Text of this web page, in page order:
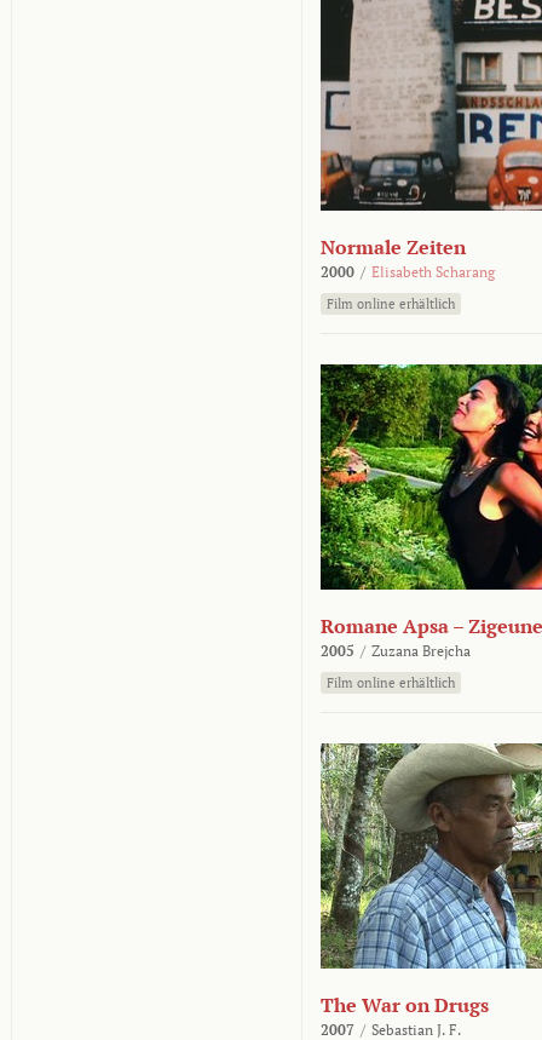
Normale Zeiten
2000 / Elisabeth Scharang
Film online erhältlich
Romane Apsa –
2005 / Zuzana Brejcha
Film online erhältlich
The War on Drugs
2007 / Sebastian J. F.